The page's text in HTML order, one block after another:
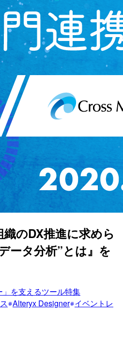
織のDX推進に求めら
ータ分析”とは』を
」を支えるツール特集
Alteryx Designer イベントレ